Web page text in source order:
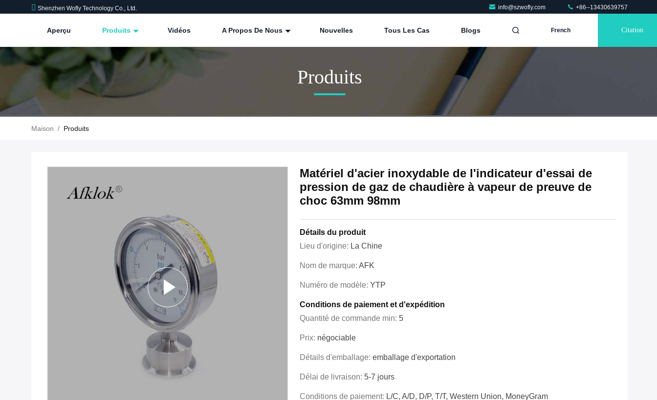
Shenzhen Wofly Technology Co., Ltd. info@szwofly.com +86--13430639757
Aperçu Produits Vidéos A Propos De Nous Nouvelles Tous Les Cas Blogs French Citation
Produits
Maison / Produits
Matériel d'acier inoxydable de l'indicateur d'essai de
pression de gaz de chaudière à vapeur de preuve de
choc 63mm 98mm
Détails du produit
Lieu d'origine: La Chine
Nom de marque: AFK
Numéro de modèle: YTP
Conditions de paiement et d'expédition
Quantité de commande min: 5
Prix: négociable
Détails d'emballage: emballage d'exportation
Délai de livraison: 5-7 jours
Conditions de paiement: L/C, A/D, D/P, T/T, Western Union, MoneyGram